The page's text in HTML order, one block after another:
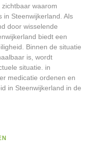
waarom
in Steenwijkerland. Als
door wisselende
biedt een
Binnen de situatie
is, wordt
situatie. in
medicatie ordenen en
in Steenwijkerland in de